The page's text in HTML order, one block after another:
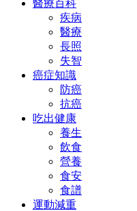
醫療百科
疾病
醫療
長照
失智
癌症知識
防癌
抗癌
吃出健康
養生
飲食
營養
食安
食譜
運動減重